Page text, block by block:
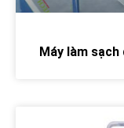
Máy làm